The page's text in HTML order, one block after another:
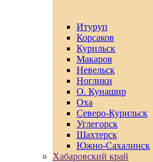
Итуруп
Корсаков
Курильск
Макаров
Невельск
Ноглики
О. Кунашир
Оха
Северо-Курильск
Углегорск
Шахтерск
Южно-Сахалинск
Хабаровский край